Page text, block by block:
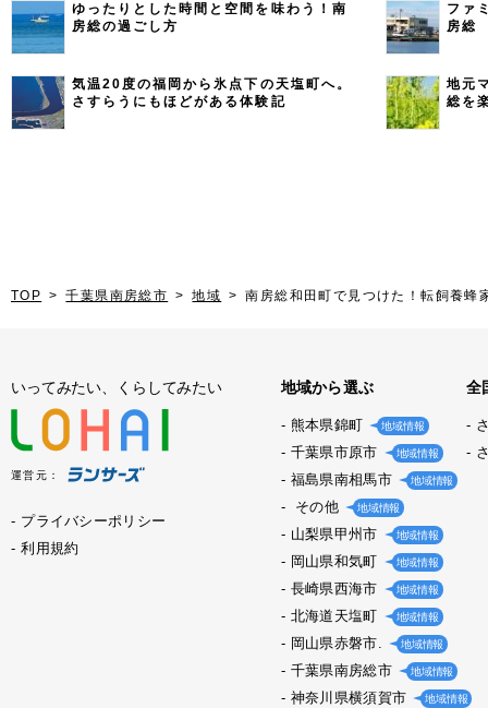
ゆったりとした時間と空間を味わう！南
房総の過ごし方
ファ
房総
気温20度の福岡から氷点下の天塩町へ。
さすらうにもほどがある体験記
地元
総を
TOP 千葉県南房総市 地域 南房総和田町で見つけた！転飼養蜂
いってみたい、くらしてみたい
運営元：
プライバシーポリシー
利用規約
地域から選ぶ
熊本県錦町 地域情報
千葉県市原市 地域情報
福島県南相馬市 地域情報
その他 地域情報
山梨県甲州市 地域情報
岡山県和気町 地域情報
長崎県西海市 地域情報
北海道天塩町 地域情報
岡山県赤磐市. 地域情報
千葉県南房総市 地域情報
神奈川県横須賀市 地域情報
全